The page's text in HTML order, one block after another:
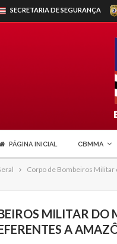
SECRETARIA DE SEGURANÇA
PÁGINA INICIAL CBMMA
Corpo de Bombeiros Militar
MILITAR DO
A